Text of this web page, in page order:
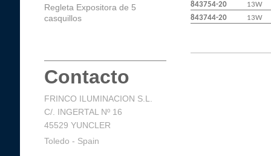
843754-20
13W
843744-20
13W
Regleta Expositora de 5
casquillos
Contacto
FRINCO ILUMINACION S.L.
C/. INGERTAL Nº 16
45529 YUNCLER
Toledo - Spain